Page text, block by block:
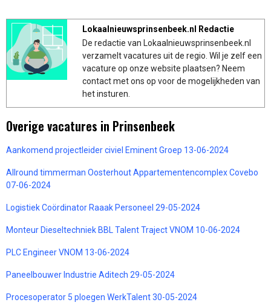
Lokaalnieuwsprinsenbeek.nl Redactie
De redactie van Lokaalnieuwsprinsenbeek.nl
verzamelt vacatures uit de regio. Wil je zelf een
vacature op onze website plaatsen? Neem
contact met ons op voor de mogelijkheden van
het insturen.
Overige vacatures in Prinsenbeek
Aankomend projectleider civiel Eminent Groep 13-06-2024
Allround timmerman Oosterhout Appartementencomplex Covebo
07-06-2024
Logistiek Coördinator Raaak Personeel 29-05-2024
Monteur Dieseltechniek BBL Talent Traject VNOM 10-06-2024
PLC Engineer VNOM 13-06-2024
Paneelbouwer Industrie Aditech 29-05-2024
Procesoperator 5 ploegen WerkTalent 30-05-2024